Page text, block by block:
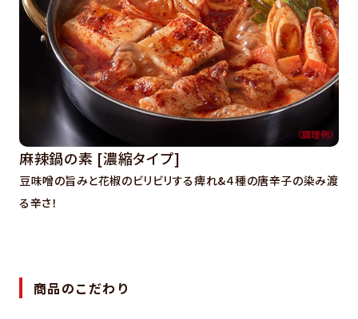
麻辣鍋の素 [濃縮タイプ]
豆味噌の旨みと花椒のビリビリする痺れ&４種の唐辛子の染み渡
る辛さ！
商品のこだわり